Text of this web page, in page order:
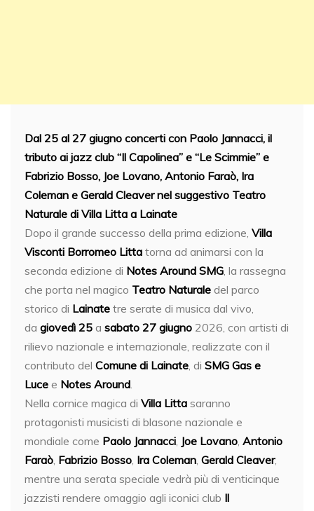
Dal 25 al 27 giugno concerti con Paolo Jannacci, il
tributo ai jazz club “Il Capolinea” e “Le Scimmie” e
Fabrizio Bosso, Joe Lovano, Antonio Faraò, Ira
Coleman e Gerald Cleaver nel suggestivo Teatro
Naturale di Villa Litta a Lainate
Dopo il grande successo della prima edizione, Villa
Visconti Borromeo Litta torna ad animarsi con la
seconda edizione di Notes Around SMG , la rassegna
che porta nel magico Teatro Naturale del parco
storico di Lainate tre serate di musica dal vivo,
da giovedì 25 a sabato 27 giugno 2026, con artisti di
rilievo nazionale e internazionale, realizzate con il
contributo del Comune di Lainate , di SMG Gas e
Luce e Notes Around
Nella cornice magica di Villa Litta saranno
protagonisti musicisti di blasone nazionale e
mondiale come Paolo Jannacci Joe Lovano Antonio
Faraò Fabrizio Bosso Ira Coleman Gerald Cleaver,
mentre una serata speciale vedrà più di venticinque
jazzisti rendere omaggio agli iconici club Il